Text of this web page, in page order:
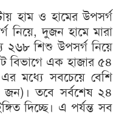
হাম ও হামের উপসর্গ
নিয়ে, দুজন হামে মারা
২৬৮ শিশু উপসর্গ নিয়ে
বিভাগে এক হাজার ৫৪
মধ্যে সবচেয়ে বেশি
জন)। তবে সর্বশেষ ২৪
দিচ্ছে। এ পর্যন্ত সব